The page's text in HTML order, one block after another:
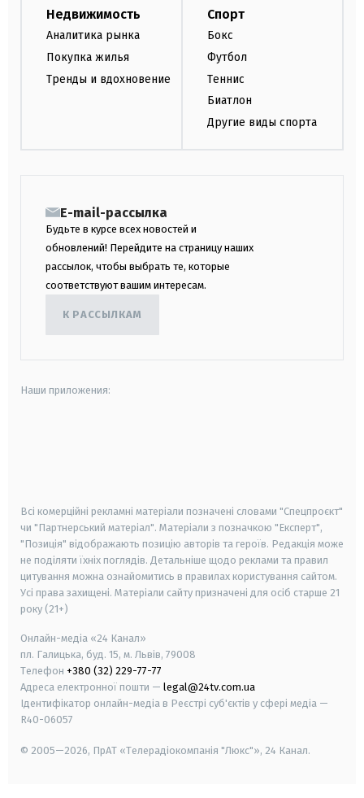
Недвижимость
Аналитика рынка
Покупка жилья
Тренды и вдохновение
Спорт
Бокс
Футбол
Теннис
Биатлон
Другие виды спорта
E-mail-рассылка
Будьте в курсе всех новостей и
обновлений! Перейдите на страницу наших
рассылок, чтобы выбрать те, которые
соответствуют вашим интересам.
К РАССЫЛКАМ
Наши приложения:
Всі комерційні рекламні матеріали позначені словами "Спецпроєкт"
чи "Партнерський матеріал". Матеріали з позначкою "Експерт",
"Позиція" відображають позицію авторів та героїв. Редакція може
не поділяти їхніх поглядів. Детальніше щодо реклами та правил
цитування можна ознайомитись в правилах користування сайтом.
Усі права захищені. Матеріали сайту призначені для осіб старше 21
року (21+)
Онлайн-медіа «24 Канал»
пл. Галицька, буд. 15, м. Львів, 79008
Телефон +380 (32) 229-77-77
Адреса електронної пошти — legal@24tv.com.ua
Ідентифікатор онлайн-медіа в Реєстрі суб'єктів у сфері медіа —
R40-06057
© 2005—2026, ПрАТ «Телерадіокомпанія "Люкс"», 24 Канал.